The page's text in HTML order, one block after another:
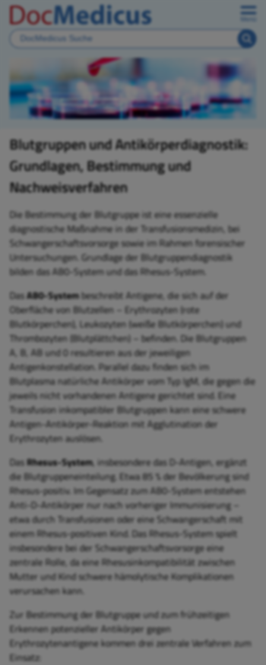
Blutgruppen und Antikörperdiagnostik:
Grundlagen, Bestimmung und
Nachweisverfahren
Die Bestimmung der Blutgruppe ist eine essenzielle
diagnostische Maßnahme in der Transfusionsmedizin, bei
Schwangerschaftsvorsorge sowie im Rahmen forensischer
Untersuchungen. Grundlage der Blutgruppendiagnostik
bilden das AB0-System und das Rhesus-System.
DasAB0-Systembeschreibt Antigene, die sich auf der
Oberfläche von Blutzellen – Erythrozyten (rote
Blutkörperchen), Leukozyten (weiße Blutkörperchen) und
Thrombozyten (Blutplättchen) – befinden. Die Blutgruppen
A, B, AB und 0 resultieren aus der jeweiligen
Antigenkonstellation. Parallel dazu finden sich im
Blutplasma natürliche Antikörper vom Typ IgM, die gegen die
jeweils nicht vorhandenen Antigene gerichtet sind. Eine
Transfusion inkompatibler Blutgruppen kann eine schwere
Antigen-Antikörper-Reaktion mit Agglutination der
Erythrozyten auslösen.
DasRhesus-System, insbesondere das D-Antigen, ergänzt
die Blutgruppeneinteilung. Etwa 85 % der Bevölkerung sind
Rhesus-positiv. Im Gegensatz zum AB0-System entstehen
Anti-D-Antikörper nur nach vorheriger Immunisierung –
etwa durch Transfusionen oder eine Schwangerschaft mit
einem Rhesus-positiven Kind. Das Rhesus-System spielt
insbesondere bei der Schwangerschaftsvorsorge eine
zentrale Rolle, da eine Rhesusinkompatibilität zwischen
Mutter und Kind schwere hämolytische Komplikationen
verursachen kann.
Zur Bestimmung der Blutgruppe und zum frühzeitigen
Erkennen potenzieller Antikörper gegen
Erythrozytenantigene kommen drei zentrale Verfahren zum
Einsatz: